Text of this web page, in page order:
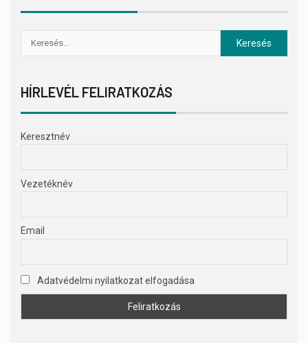
HÍRLEVÉL FELIRATKOZÁS
Keresztnév
Vezetéknév
Email
Adatvédelmi nyilatkozat elfogadása